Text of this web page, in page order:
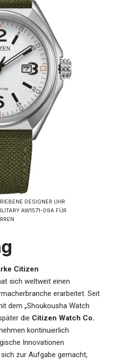
DESIGNER UHR
AW1571-09A FÜR
Citizen
sich weltweit einen
erarbeitet. Seit
dem „Shoukousha Watch
die Citizen Watch Co.
kontinuierlich
Innovationen
zur Aufgabe gemacht,